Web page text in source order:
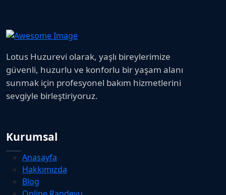
Lotus Huzurevi olarak, yaşlı bireylerimize
güvenli, huzurlu ve konforlu bir yaşam alanı
sunmak için profesyonel bakım hizmetlerini
sevgiyle birleştiriyoruz.
Kurumsal
Anasayfa
Hakkımızda
Blog